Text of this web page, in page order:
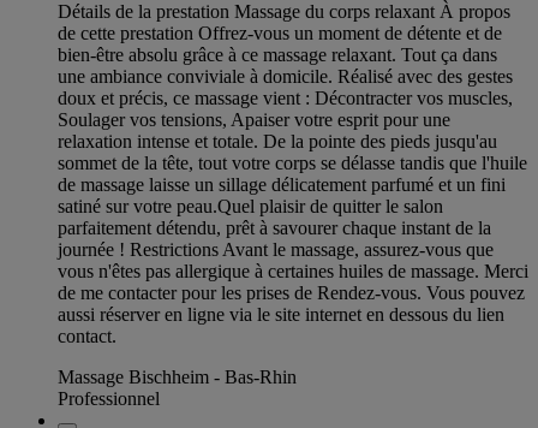
Détails de la prestation Massage du corps relaxant À propos
de cette prestation Offrez-vous un moment de détente et de
bien-être absolu grâce à ce massage relaxant. Tout ça dans
une ambiance conviviale à domicile. Réalisé avec des gestes
doux et précis, ce massage vient : Décontracter vos muscles,
Soulager vos tensions, Apaiser votre esprit pour une
relaxation intense et totale. De la pointe des pieds jusqu'au
sommet de la tête, tout votre corps se délasse tandis que l'huile
de massage laisse un sillage délicatement parfumé et un fini
satiné sur votre peau. ​Quel plaisir de quitter le salon
parfaitement détendu, prêt à savourer chaque instant de la
journée ! Restrictions Avant le massage, assurez-vous que
vous n'êtes pas allergique à certaines huiles de massage. Merci
de me contacter pour les prises de Rendez-vous. Vous pouvez
aussi réserver en ligne via le site internet en dessous du lien
contact.
Massage Bischheim - Bas-Rhin
Professionnel